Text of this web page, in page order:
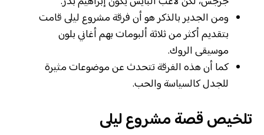
ومن الجدير بالذكر هو أن فرقة مشروع ليلى قامت
بتقديم أكثر من ثلاثة ألبومات بهم أغاني بلون
موسيقى الروك.
كما أن هذه الفرقة تتحدث عن موضوعات مثيرة
للجدل كالسياسة والحب.
تلخيص قصة مشروع ليلى